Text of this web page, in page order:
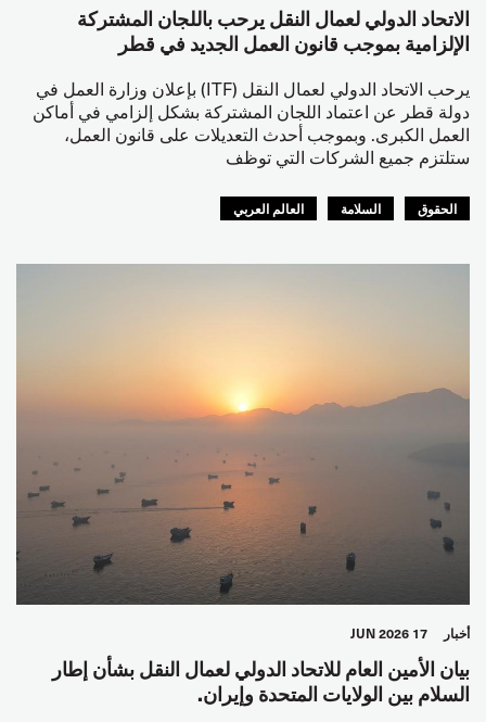
الاتحاد الدولي لعمال النقل يرحب باللجان المشتركة
الإلزامية بموجب قانون العمل الجديد في قطر
يرحب الاتحاد الدولي لعمال النقل (ITF) بإعلان وزارة العمل في
دولة قطر عن اعتماد اللجان المشتركة بشكل إلزامي في أماكن
العمل الكبرى. وبموجب أحدث التعديلات على قانون العمل،
ستلتزم جميع الشركات التي توظف
الحقوق السلامة العالم العربي
أخبار 17 JUN 2026
بيان الأمين العام للاتحاد الدولي لعمال النقل بشأن إطار
السلام بين الولايات المتحدة وإيران.